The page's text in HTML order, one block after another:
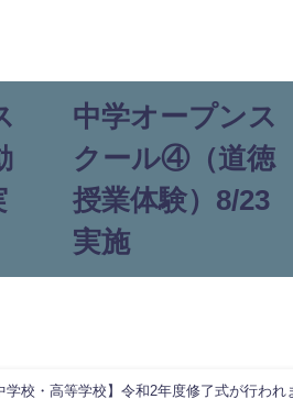
中学オープンス
クール④（道徳
授業体験）8/23
実施
学校・高等学校】令和2年度修了式が行われ